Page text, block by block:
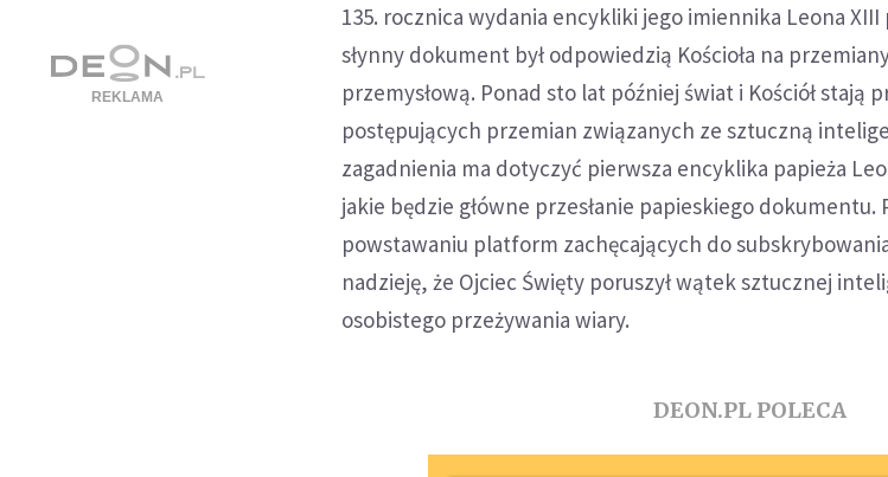
135. rocznica wydania encykliki jego imiennika Leona
słynny dokument był odpowiedzią Kościoła na
przemysłową. Ponad sto lat później świat i Kościół stają
postępujących przemian związanych ze sztuczną
zagadnienia ma dotyczyć pierwsza encyklika papieża
jakie będzie główne przesłanie papieskiego dokumentu.
powstawaniu platform zachęcających do
nadzieję, że Ojciec Święty poruszył wątek sztucznej
osobistego przeżywania wiary.
DEON.PL POLECA